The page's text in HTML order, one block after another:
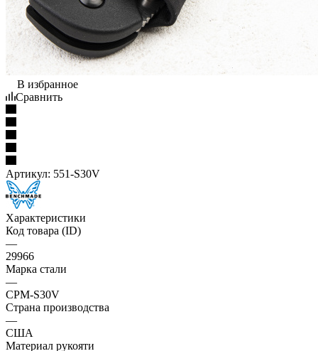
В избранное
Сравнить
Артикул: 551-S30V
Характеристики
Код товара (ID)
—
29966
Марка стали
—
CPM-S30V
Страна производства
—
США
Материал рукояти